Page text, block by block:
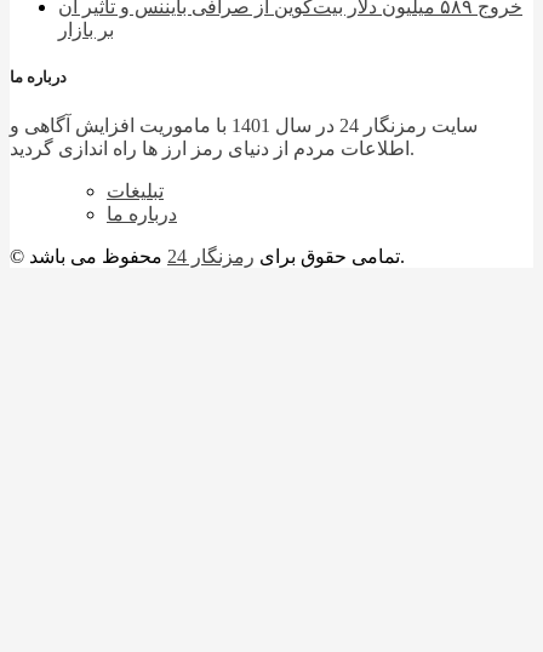
خروج ۵۸۹ میلیون دلار بیت‌کوین از صرافی بایننس و تاثیر آن
بر بازار
درباره ما
سایت رمزنگار 24 در سال 1401 با ماموریت افزایش آگاهی و
اطلاعات مردم از دنیای رمز ارز ها راه اندازی گردید.
تبلیغات
درباره ما
© تمامی حقوق برای رمزنگار 24 محفوظ می باشد.